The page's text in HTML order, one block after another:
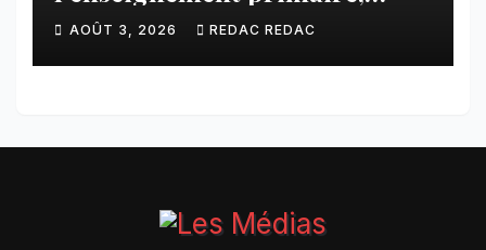
vision phare du Président
Félix Tshisekedi réaffirmée
par une circulaire du
AOÛT 3, 2026 REDAC REDAC